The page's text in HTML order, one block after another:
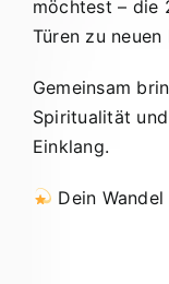
möchtest – die
Türen zu
Gemeinsam
Spiritualität
Einklang.
Dein